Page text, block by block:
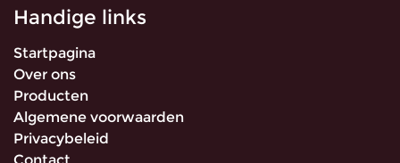
Handige links
Startpagina
Over ons
Producten
Algemene voorwaarden
Privacybeleid
Contact